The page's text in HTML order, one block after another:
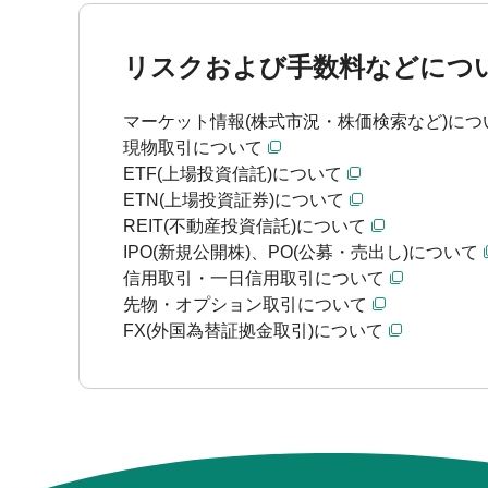
リスクおよび手数料などにつ
マーケット情報(株式市況・株価検索など)につ
現物取引について
ETF(上場投資信託)について
ETN(上場投資証券)について
REIT(不動産投資信託)について
IPO(新規公開株)、PO(公募・売出し)について
信用取引・一日信用取引について
先物・オプション取引について
FX(外国為替証拠金取引)について